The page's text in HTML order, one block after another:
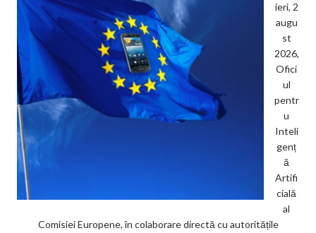
ieri, 2
augu
st
2026,
Ofici
ul
pentr
u
Inteli
genț
ă
Artifi
cială
al
Comisiei Europene, în colaborare directă cu autoritățile